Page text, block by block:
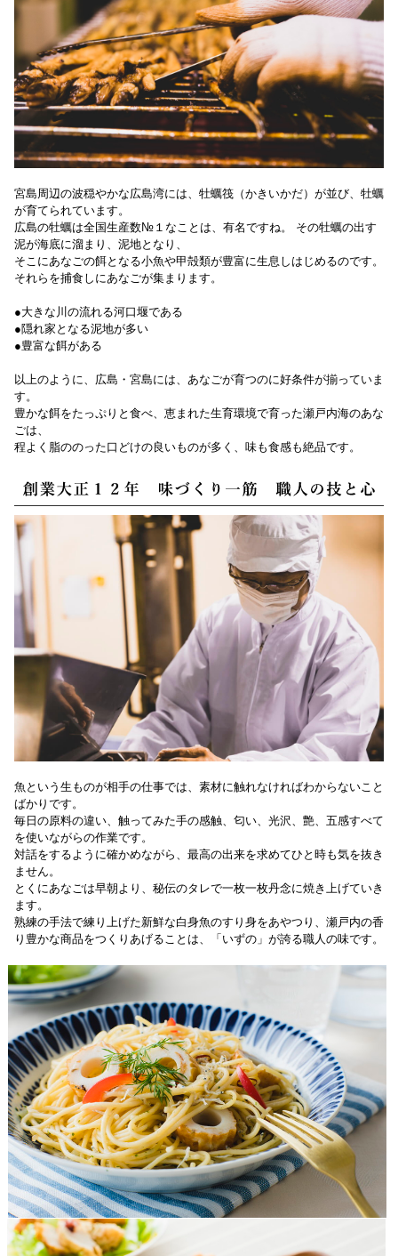
宮島周辺の波穏やかな広島湾には、牡蠣筏（かきいかだ）が並び、牡蠣
が育てられています。
広島の牡蠣は全国生産数№１なことは、有名ですね。 その牡蠣の出す
泥が海底に溜まり、泥地となり、
そこにあなごの餌となる小魚や甲殻類が豊富に生息しはじめるのです。
それらを捕食しにあなごが集まります。
●大きな川の流れる河口堰である
●隠れ家となる泥地が多い
●豊富な餌がある
以上のように、広島・宮島には、あなごが育つのに好条件が揃っていま
す。
豊かな餌をたっぷりと食べ、恵まれた生育環境で育った瀬戸内海のあな
ごは、
程よく脂ののった口どけの良いものが多く、味も食感も絶品です。
魚という生ものが相手の仕事では、素材に触れなければわからないこと
ばかりです。
毎日の原料の違い、触ってみた手の感触、匂い、光沢、艶、五感すべて
を使いながらの作業です。
対話をするように確かめながら、最高の出来を求めてひと時も気を抜き
ません。
とくにあなごは早朝より、秘伝のタレで一枚一枚丹念に焼き上げていき
ます。
熟練の手法で練り上げた新鮮な白身魚のすり身をあやつり、瀬戸内の香
り豊かな商品をつくりあげることは、「いずの」が誇る職人の味です。